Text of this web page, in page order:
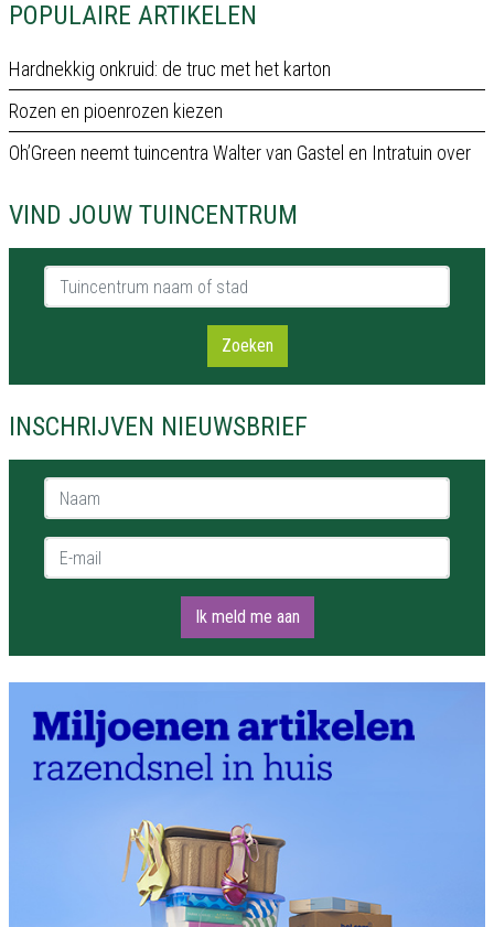
POPULAIRE ARTIKELEN
Hardnekkig onkruid: de truc met het karton
Rozen en pioenrozen kiezen
Oh’Green neemt tuincentra Walter van Gastel en Intratuin over
VIND JOUW TUINCENTRUM
Tuincentrum naam of stad
Zoeken
INSCHRIJVEN NIEUWSBRIEF
Naam *
E-mail *
Ik meld me aan